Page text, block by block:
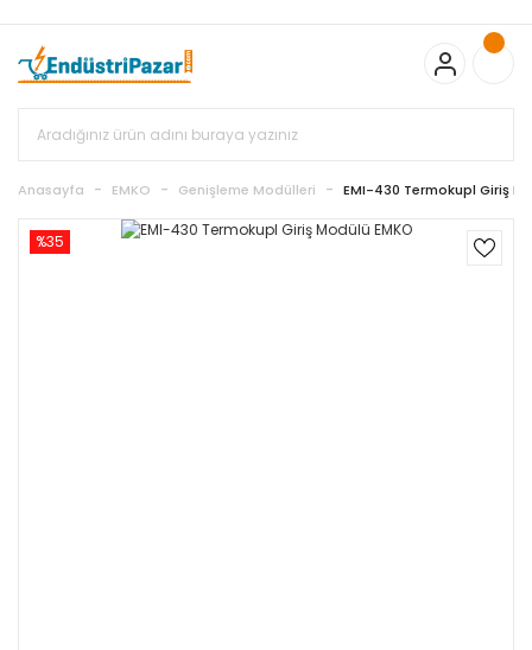
Bayonet J Tip Termokupul Ürünlerinde 50 Adet Alımlarda
Sepette Ekstra %5 İskonto...
50.000,00TL ve Üzeri EMKO Ürünleri
Alışverişlerinizde Sepette %5 EK İNDİRİM...
%15 İskonto... 50.000,00TL ve Üzeri GEMO Ürünleri
Alışverişlerinizde Sepette %3 EK İNDİRİM...
Standart Bayonet J Tip Termokupul Ürünlerinde 100 Adet
Anasayfa EMKO Genişleme Modülleri EMI-430 Termokupl Giriş
%35